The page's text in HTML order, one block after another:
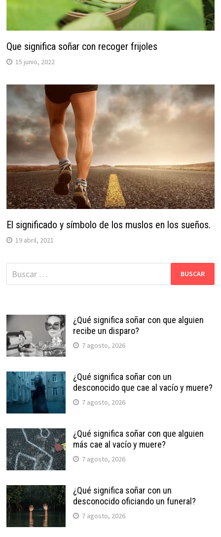
Que significa soñar con recoger frijoles
15 junio, 2022
El significado y símbolo de los muslos en los sueños.
19 abril, 2021
Buscar:
¿Qué significa soñar con que alguien
recibe un disparo?
7 agosto, 2026
¿Qué significa soñar con un
desconocido que cae al vacío y muere?
7 agosto, 2026
¿Qué significa soñar con que alguien
más cae al vacío y muere?
7 agosto, 2026
¿Qué significa soñar con un
desconocido oficiando un funeral?
7 agosto, 2026